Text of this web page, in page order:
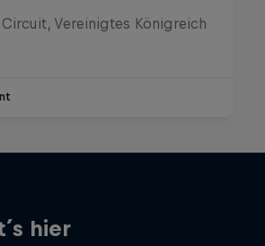
Vereinigtes Königreich
hier